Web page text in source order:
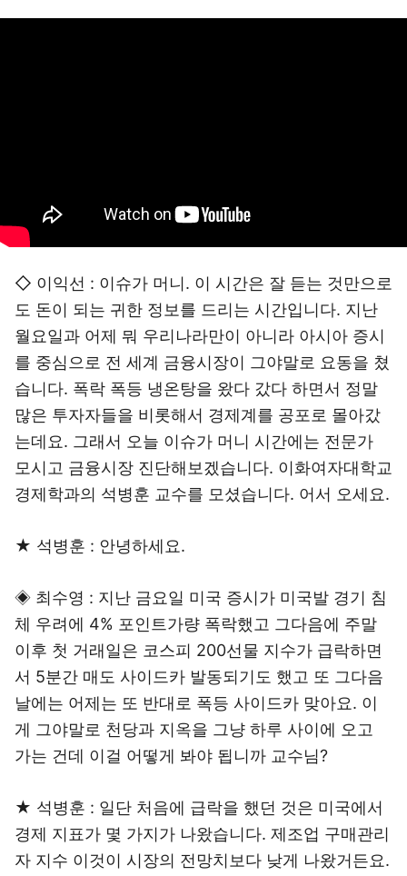
◇ 이익선 : 이슈가 머니. 이 시간은 잘 듣는 것만으로
도 돈이 되는 귀한 정보를 드리는 시간입니다. 지난
월요일과 어제 뭐 우리나라만이 아니라 아시아 증시
를 중심으로 전 세계 금융시장이 그야말로 요동을 쳤
습니다. 폭락 폭등 냉온탕을 왔다 갔다 하면서 정말
많은 투자자들을 비롯해서 경제계를 공포로 몰아갔
는데요. 그래서 오늘 이슈가 머니 시간에는 전문가
모시고 금융시장 진단해보겠습니다. 이화여자대학교
경제학과의 석병훈 교수를 모셨습니다. 어서 오세요.
★ 석병훈 : 안녕하세요.
◈ 최수영 : 지난 금요일 미국 증시가 미국발 경기 침
체 우려에 4% 포인트가량 폭락했고 그다음에 주말
이후 첫 거래일은 코스피 200선물 지수가 급락하면
서 5분간 매도 사이드카 발동되기도 했고 또 그다음
날에는 어제는 또 반대로 폭등 사이드카 맞아요. 이
게 그야말로 천당과 지옥을 그냥 하루 사이에 오고
가는 건데 이걸 어떻게 봐야 됩니까 교수님?
★ 석병훈 : 일단 처음에 급락을 했던 것은 미국에서
경제 지표가 몇 가지가 나왔습니다. 제조업 구매관리
자 지수 이것이 시장의 전망치보다 낮게 나왔거든요.